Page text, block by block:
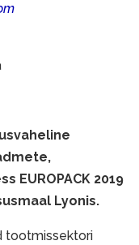
EUROPACK 2019
Lyonis.
tootmissektori